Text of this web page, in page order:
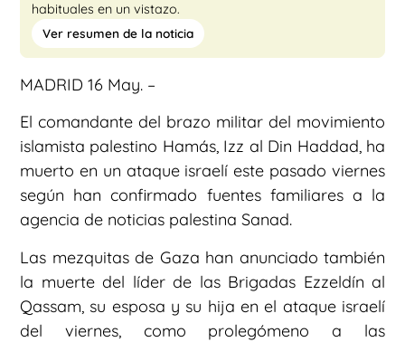
habituales en un vistazo.
Ver resumen de la noticia
MADRID 16 May. –
El comandante del brazo militar del movimiento
islamista palestino Hamás, Izz al Din Haddad, ha
muerto en un ataque israelí este pasado viernes
según han confirmado fuentes familiares a la
agencia de noticias palestina Sanad.
Las mezquitas de Gaza han anunciado también
la muerte del líder de las Brigadas Ezzeldín al
Qassam, su esposa y su hija en el ataque israelí
del viernes, como prolegómeno a las